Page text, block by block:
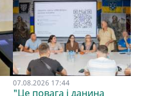
07.08.2026 17:44
"Це повага і данина